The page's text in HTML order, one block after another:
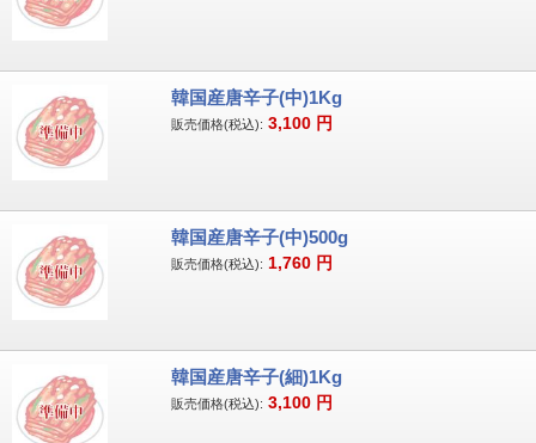
韓国産唐辛子(中)1Kg
販売価格(税込): 3,100 円
韓国産唐辛子(中)500g
販売価格(税込): 1,760 円
韓国産唐辛子(細)1Kg
販売価格(税込): 3,100 円